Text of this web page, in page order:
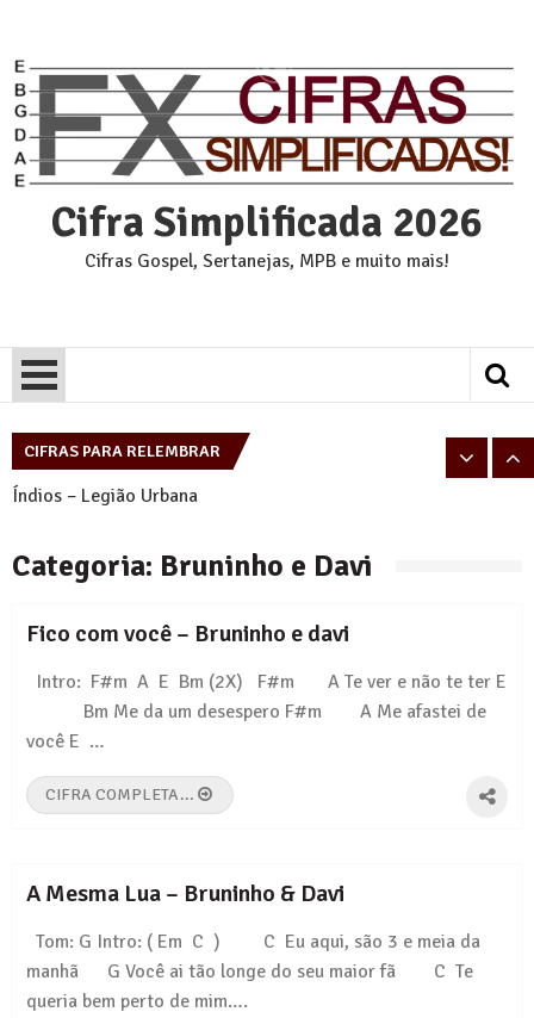
content
Cifra Simplificada 2026
Cifras Gospel, Sertanejas, MPB e muito mais!
CIFRAS PARA RELEMBRAR
Pais e Filhos – Legião Urbana
Tempo Perdido – Legião Urbana
Índios – Legião Urbana
Pais e Filhos – Legião Urbana
Tempo Perdido – Legião Urbana
Categoria: Bruninho e Davi
Fico com você – Bruninho e davi
Intro: F#m A E Bm (2X) F#m A Te ver e não te ter E
Bm Me da um desespero F#m A Me afastei de
você E …
CIFRA COMPLETA...
A Mesma Lua – Bruninho & Davi
Tom: G Intro: ( Em C ) C Eu aqui, são 3 e meia da
manhã G Você ai tão longe do seu maior fã C Te
queria bem perto de mim….